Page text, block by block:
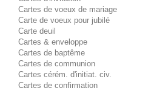
Cartes de voeux de mariage
Carte de voeux pour jubilé
Carte deuil
Cartes & enveloppe
Cartes de baptême
Cartes de communion
Cartes cérém. d'initiat. civ.
Cartes de confirmation